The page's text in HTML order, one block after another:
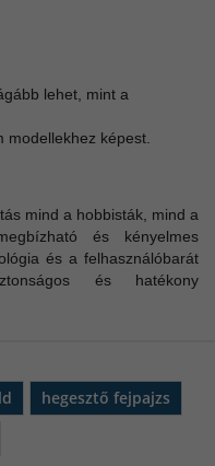
lehet, mint a
modellekhez képest.
mind a hobbisták, mind a
és kényelmes
és a felhasználóbarát
és hatékony
hegesztő fejpajzs